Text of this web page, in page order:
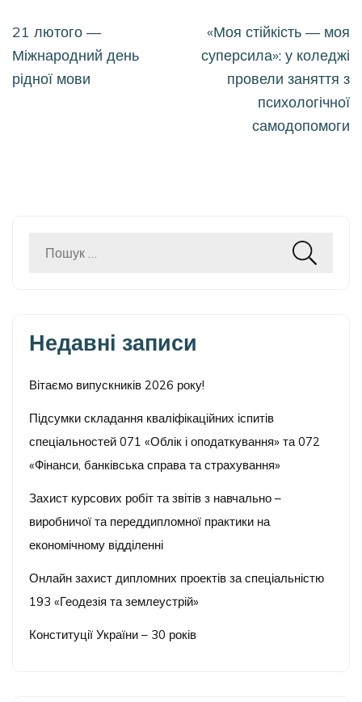
Навігація
записів
21 лютого —
Міжнародний день
рідної мови
«Моя стійкість — моя
суперсила»: у коледжі
провели заняття з
психологічної
самодопомоги
Пошук:
Недавні записи
Вітаємо випускників 2026 року!
Підсумки складання кваліфікаційних іспитів
спеціальностей 071 «Облік і оподаткування» та 072
«Фінанси, банківська справа та страхування»
Захист курсових робіт та звітів з навчально –
виробничої та переддипломної практики на
економічному відділенні
Онлайн захист дипломних проектів за спеціальністю
193 «Геодезія та землеустрій»
Конституції України – 30 років